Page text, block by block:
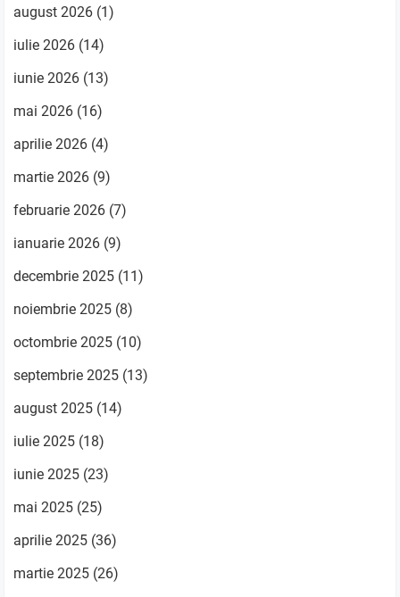
august 2026 (1)
iulie 2026 (14)
iunie 2026 (13)
mai 2026 (16)
aprilie 2026 (4)
martie 2026 (9)
februarie 2026 (7)
ianuarie 2026 (9)
decembrie 2025 (11)
noiembrie 2025 (8)
octombrie 2025 (10)
septembrie 2025 (13)
august 2025 (14)
iulie 2025 (18)
iunie 2025 (23)
mai 2025 (25)
aprilie 2025 (36)
martie 2025 (26)